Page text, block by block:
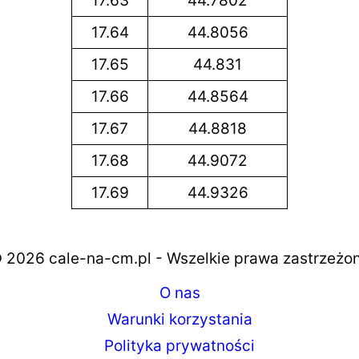
17.64
44.8056
17.65
44.831
17.66
44.8564
17.67
44.8818
17.68
44.9072
17.69
44.9326
cale-na-cm.pl - Wszelkie prawa
O nas
Warunki korzystania
Polityka prywatności